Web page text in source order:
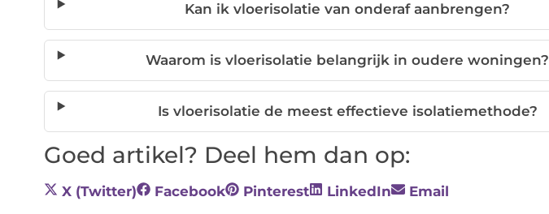
Kan ik vloerisolatie van onderaf aanbrengen?
Waarom is vloerisolatie belangrijk in oudere woningen?
Is vloerisolatie de meest effectieve isolatiemethode?
Goed artikel? Deel hem dan op:
X (Twitter) Facebook Pinterest LinkedIn Email